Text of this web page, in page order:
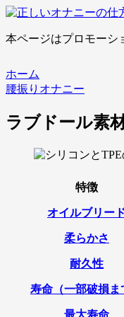
本ページはプロモーシ
ホーム
腰振りオナニー
ラブドール素
特徴
オイルブリー
柔らかさ
耐久性
寿命（一部破損ま
最大寿命